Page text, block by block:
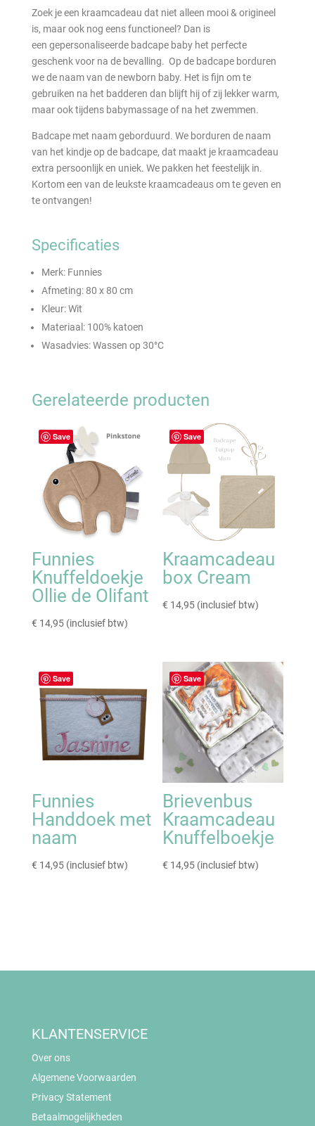
Zoek je een kraamcadeau dat niet alleen mooi & origineel
is, maar ook nog eens functioneel? Dan is
een gepersonaliseerde badcape baby het perfecte
geschenk voor na de bevalling. Op de badcape borduren
we de naam van de newborn baby. Het is fijn om te
gebruiken na het badderen dan blijft hij of zij lekker warm,
maar ook tijdens babymassage of na het zwemmen.
Badcape met naam geborduurd. We borduren de naam
van het kindje op de badcape, dat maakt je kraamcadeau
extra persoonlijk en uniek. We pakken het feestelijk in.
Kortom een van de leukste kraamcadeaus om te geven en
te ontvangen!
Specificaties
Merk: Funnies
Afmeting: 80 x 80 cm
Kleur: Wit
Materiaal: 100% katoen
Wasadvies: Wassen op 30°C
Gerelateerde producten
Save
Funnies
Knuffeldoekje
Ollie de Olifant
€ 14,95 (inclusief btw)
Save
Kraamcadeau
box Cream
€ 14,95 (inclusief btw)
Save
Funnies
Handdoek met
naam
€ 14,95 (inclusief btw)
Save
Brievenbus
Kraamcadeau
Knuffelboekje
€ 14,95 (inclusief btw)
KLANTENSERVICE
Over ons
Algemene Voorwaarden
Privacy Statement
Betaalmogelijkheden